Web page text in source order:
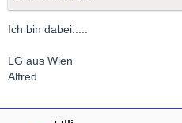
Ich bin dabei.....
LG aus Wien
Alfred